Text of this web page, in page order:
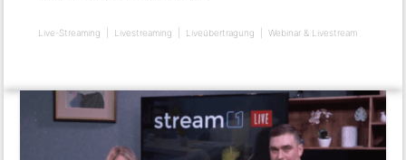
Live-Streaming Livestreaming Liveübertragung Webinar & Livestream